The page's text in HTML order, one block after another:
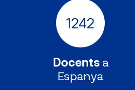
1242
Docents a
Espanya